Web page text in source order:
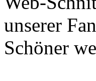
unserer
Schöner